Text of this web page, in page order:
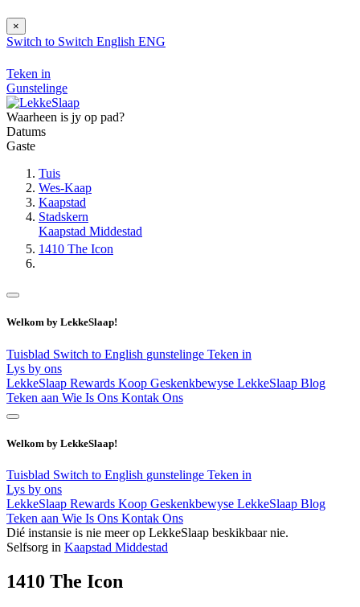
×
Switch to Switch English ENG
Teken in
Gunstelinge
Waarheen is jy op pad?
Datums
Gaste
Tuis
Wes-Kaap
Kaapstad
Stadskern
Kaapstad Middestad
1410 The Icon
Welkom by LekkeSlaap!
Tuisblad Switch to English gunstelinge Teken in
Lys by ons
LekkeSlaap Rewards Koop Geskenkbewyse LekkeSlaap Blog
Teken aan Wie Is Ons Kontak Ons
Welkom by LekkeSlaap!
Tuisblad Switch to English gunstelinge Teken in
Lys by ons
LekkeSlaap Rewards Koop Geskenkbewyse LekkeSlaap Blog
Teken aan Wie Is Ons Kontak Ons
Dié instansie is nie meer op LekkeSlaap beskikbaar nie.
Selfsorg in Kaapstad Middestad
1410 The Icon